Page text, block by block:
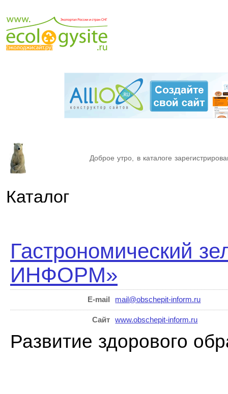
Доброе утро, в каталоге
Каталог
Гастрономический
ИНФОРМ»
E-mail mail@obschepit-inform.ru
Сайт www.obschepit-inform.ru
Развитие здорового